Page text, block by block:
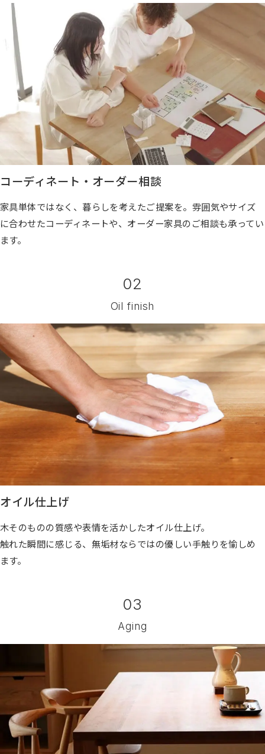
コーディネート・オーダー相談
家具単体ではなく、暮らしを考えたご提案を。雰囲気やサイズ
に合わせたコーディネートや、オーダー家具のご相談も承ってい
ます。
02
Oil finish
オイル仕上げ
木そのものの質感や表情を活かしたオイル仕上げ。
触れた瞬間に感じる、無垢材ならではの優しい手触りを愉しめ
ます。
03
Aging